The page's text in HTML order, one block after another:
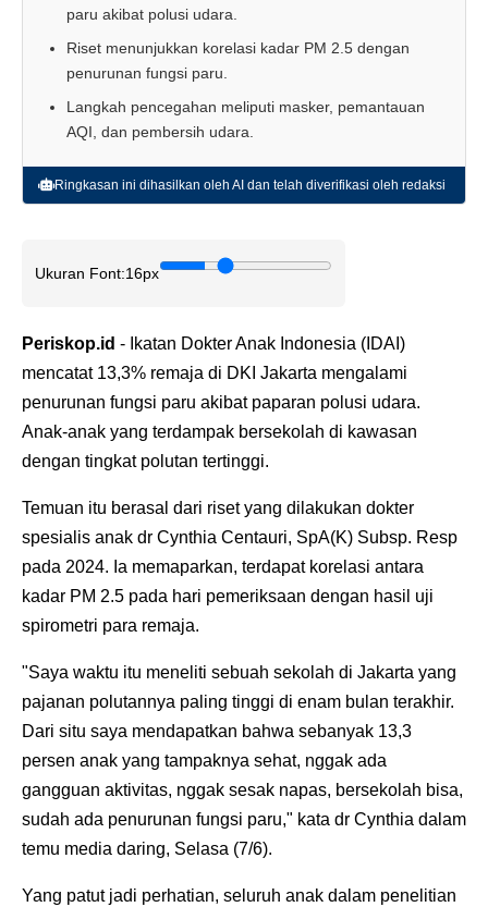
paru akibat polusi udara.
Riset menunjukkan korelasi kadar PM 2.5 dengan
penurunan fungsi paru.
Langkah pencegahan meliputi masker, pemantauan
AQI, dan pembersih udara.
Ringkasan ini dihasilkan oleh AI dan telah diverifikasi oleh redaksi
Ukuran Font:16px
Periskop.id - Ikatan Dokter Anak Indonesia (IDAI)
mencatat 13,3% remaja di DKI Jakarta mengalami
penurunan fungsi paru akibat paparan polusi udara.
Anak-anak yang terdampak bersekolah di kawasan
dengan tingkat polutan tertinggi.
Temuan itu berasal dari riset yang dilakukan dokter
spesialis anak dr Cynthia Centauri, SpA(K) Subsp. Resp
pada 2024. Ia memaparkan, terdapat korelasi antara
kadar PM 2.5 pada hari pemeriksaan dengan hasil uji
spirometri para remaja.
"Saya waktu itu meneliti sebuah sekolah di Jakarta yang
pajanan polutannya paling tinggi di enam bulan terakhir.
Dari situ saya mendapatkan bahwa sebanyak 13,3
persen anak yang tampaknya sehat, nggak ada
gangguan aktivitas, nggak sesak napas, bersekolah bisa,
sudah ada penurunan fungsi paru," kata dr Cynthia dalam
temu media daring, Selasa (7/6).
Yang patut jadi perhatian, seluruh anak dalam penelitian